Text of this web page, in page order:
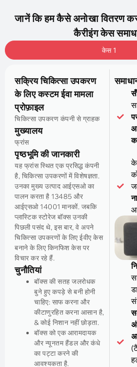
जानें कि हम कैसे अनोखा वितरण
कैरीइंग केस
केस 1
सक्रिय चिकित्सा उपकरण
के लिए कस्टम ईवा मामला
प्रोफ़ाइल
चिकित्सा उपकरण कंपनी से ग्राहक
मुख्यालय
फ्रांस
पृष्ठभूमि की जानकारी
यह फ्रांस स्थित एक प्रसिद्ध कंपनी
है, चिकित्सा उपकरणों में विशेषज्ञता.
उनका मुख्य उत्पाद आईएसओ का
पालन करता है 13485 और
आईएसओ 14001 मानकों. जबकि
प्लास्टिक स्टोरेज बॉक्स उनकी
पिछली पसंद थे, इस बार, वे अपने
चिकित्सा उपकरणों के लिए ईवीए केस
बनाने के लिए किनफिश केस पर
विचार कर रहे हैं.
चुनौतियां
बॉक्स की सतह जलरोधक
बुने हुए कपड़े से बनी होनी
चाहिए: साफ करना और
कीटाणुरहित करना आसान है,
& कोई निशान नहीं छोड़ता.
बॉक्स को एक आरामदायक
और न्यूनतम हैंडल और कंधे
का पट्टा करने की
आवश्यकता है.